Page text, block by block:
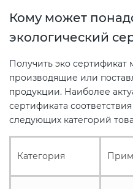
Кому может
экологический
Получить эко сертификат
производящие или
продукции. Наиболее
сертификата
следующих категорий
Категория
Декларирование
продукции (ТР ЕАЭС
Декларирование
электромагнитной
совместимости (ТР ТС
Сертификация детских
(ТР ТС 007)